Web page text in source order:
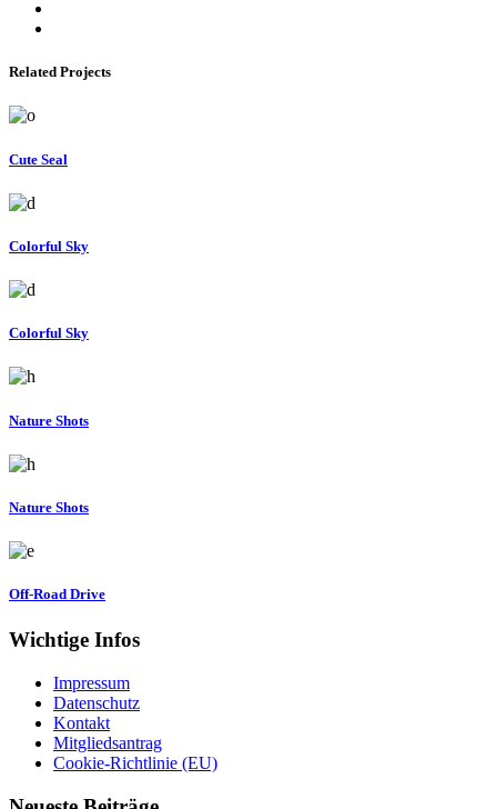
Related Projects
Cute Seal
Colorful Sky
Colorful Sky
Nature Shots
Nature Shots
Off-Road Drive
Wichtige Infos
Impressum
Datenschutz
Kontakt
Mitgliedsantrag
Cookie-Richtlinie (EU)